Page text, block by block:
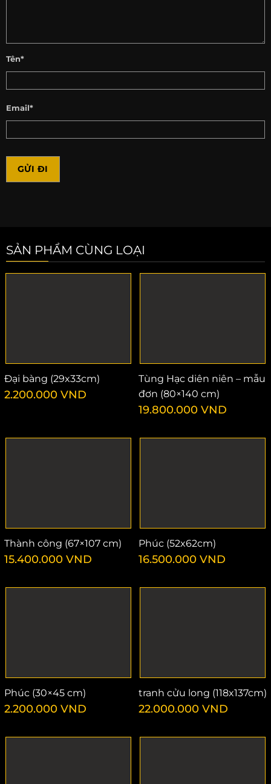
Tên*
Email*
SẢN PHẨM CÙNG LOẠI
Đại bàng (29x33cm)
2.200.000 VND
Tùng Hạc diên niên – mẫu
đơn (80×140 cm)
19.800.000 VND
Thành công (67×107 cm)
15.400.000 VND
Phúc (52x62cm)
16.500.000 VND
Phúc (30×45 cm)
2.200.000 VND
tranh cửu long (118x137cm)
22.000.000 VND